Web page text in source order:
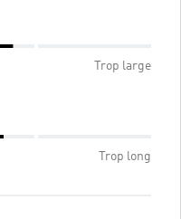
Trop large
Trop long